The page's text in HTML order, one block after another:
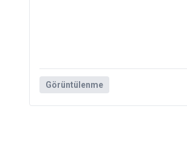
Görüntülenme